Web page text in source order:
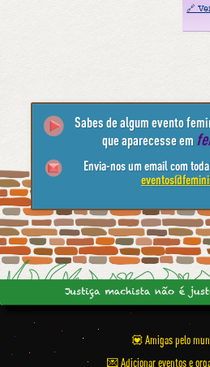
🔗
Sabes de algum evento
que aparecesse em
Envia-nos um email com
💟 Amigas pelo
💌 Adicionar eventos e